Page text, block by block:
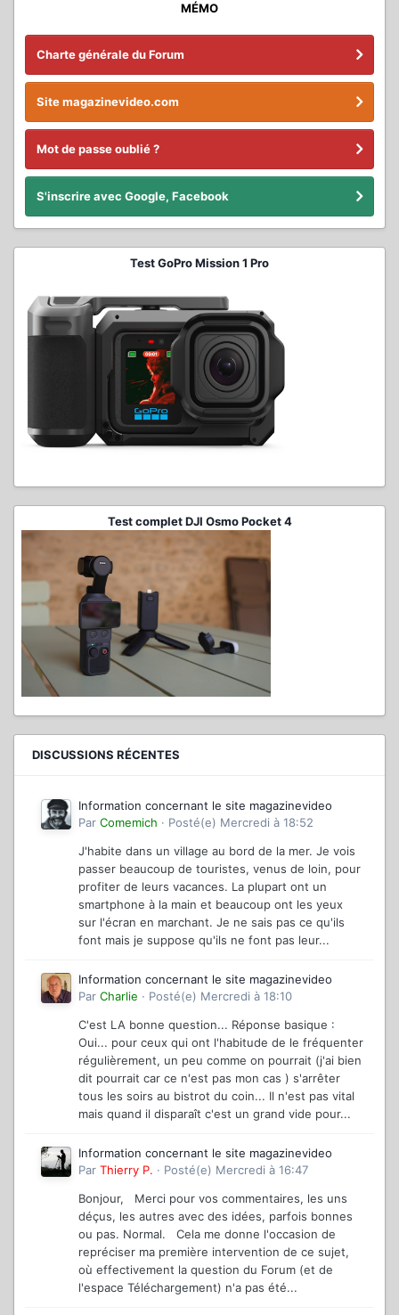
MÉMO
Charte générale du Forum
Site magazinevideo.com
Mot de passe oublié ?
S'inscrire avec Google, Facebook
Test GoPro Mission 1 Pro
Test complet DJI Osmo Pocket 4
DISCUSSIONS RÉCENTES
Information concernant le site magazinevideo
Par Comemich · Posté(e) Mercredi à 18:52
J'habite dans un village au bord de la mer. Je vois
passer beaucoup de touristes, venus de loin, pour
profiter de leurs vacances. La plupart ont un
smartphone à la main et beaucoup ont les yeux
sur l'écran en marchant. Je ne sais pas ce qu'ils
font mais je suppose qu'ils ne font pas leur...
Information concernant le site magazinevideo
Par Charlie · Posté(e) Mercredi à 18:10
C'est LA bonne question... Réponse basique :
Oui... pour ceux qui ont l'habitude de le fréquenter
régulièrement, un peu comme on pourrait (j'ai bien
dit pourrait car ce n'est pas mon cas ) s'arrêter
tous les soirs au bistrot du coin... Il n'est pas vital
mais quand il disparaît c'est un grand vide pour...
Information concernant le site magazinevideo
Par Thierry P. · Posté(e) Mercredi à 16:47
Bonjour, Merci pour vos commentaires, les uns
déçus, les autres avec des idées, parfois bonnes
ou pas. Normal. Cela me donne l'occasion de
repréciser ma première intervention de ce sujet,
où effectivement la question du Forum (et de
l'espace Téléchargement) n'a pas été...